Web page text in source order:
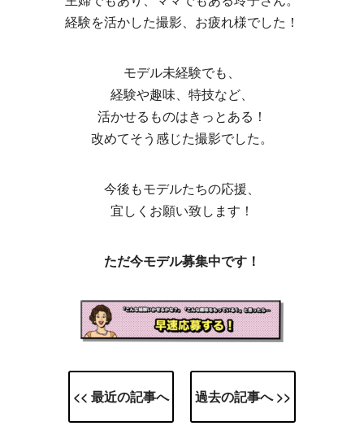
経験を活かした撮影、お疲れ様でした！
モデル未経験でも、
経験や趣味、特技など、
活かせるものはきっとある！
改めてそう感じた撮影でした。
今後もモデルたちの応援、
宜しくお願い致します！
ただ今モデル募集中です！
<< 最近の記事へ 過去の記事へ >>